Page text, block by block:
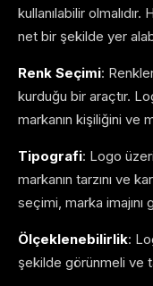
kullanılabilir
net bir şekilde yer
Renk Seçimi:
kurduğu bir araçtır.
markanın kişiliğini ve
Tipografi: Logo
markanın tarzını ve
seçimi, marka imajını
Ölçeklenebilirlik:
şekilde görünmeli ve